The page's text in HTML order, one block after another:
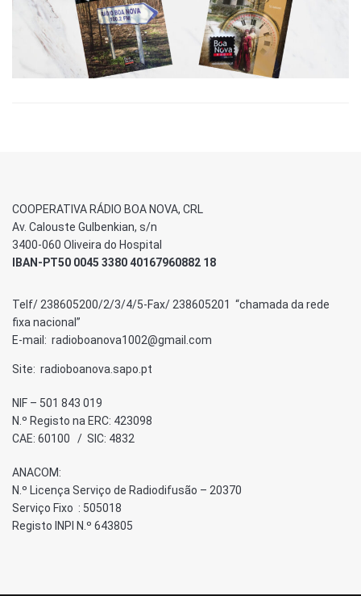
COOPERATIVA RÁDIO BOA NOVA, CRL
Av. Calouste Gulbenkian, s/n
3400-060 Oliveira do Hospital
IBAN-PT50 0045 3380 40167960882 18
Telf/ 238605200/2/3/4/5-Fax/ 238605201 “chamada da rede
fixa nacional”
E-mail: radioboanova1002@gmail.com
Site: radioboanova.sapo.pt
NIF – 501 843 019
N.º Registo na ERC: 423098
CAE: 60100 / SIC: 4832
ANACOM:
N.º Licença Serviço de Radiodifusão – 20370
Serviço Fixo : 505018
Registo INPI N.º 643805